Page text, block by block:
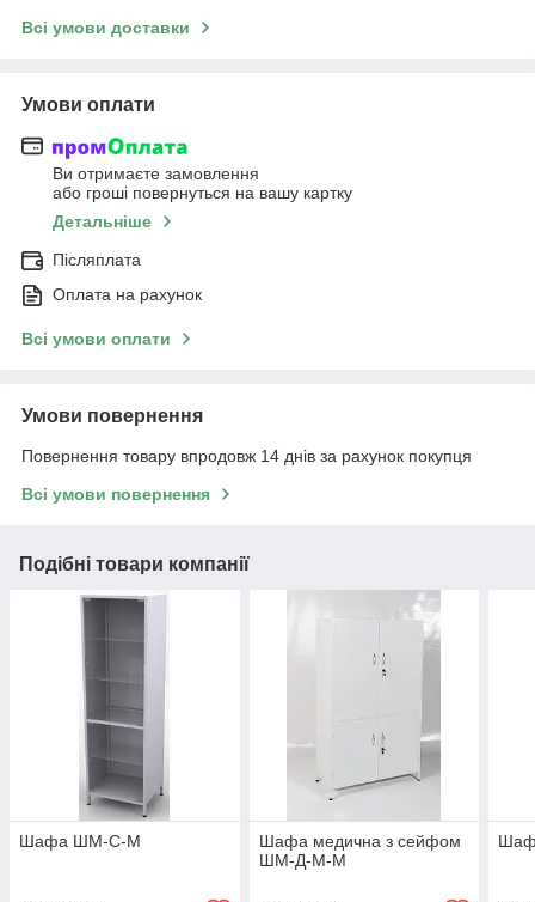
Всі умови доставки
Умови оплати
Ви отримаєте замовлення
або гроші повернуться на вашу картку
Детальніше
Післяплата
Оплата на рахунок
Всі умови оплати
Умови повернення
Повернення товару впродовж 14 днів за рахунок покупця
Всі умови повернення
Подібні товари компанії
Шафа ШМ-С-М
Шафа медична з сейфом
ШМ-Д-М-М